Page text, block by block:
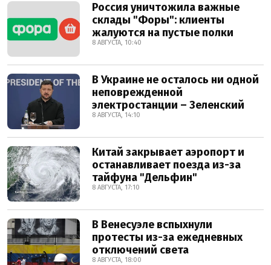
Россия уничтожила важные
склады "Форы": клиенты
жалуются на пустые полки
8 АВГУСТА, 10:40
В Украине не осталось ни одной
неповрежденной
электростанции – Зеленский
8 АВГУСТА, 14:10
Китай закрывает аэропорт и
останавливает поезда из-за
тайфуна "Дельфин"
8 АВГУСТА, 17:10
В Венесуэле вспыхнули
протесты из-за ежедневных
отключений света
8 АВГУСТА, 18:00